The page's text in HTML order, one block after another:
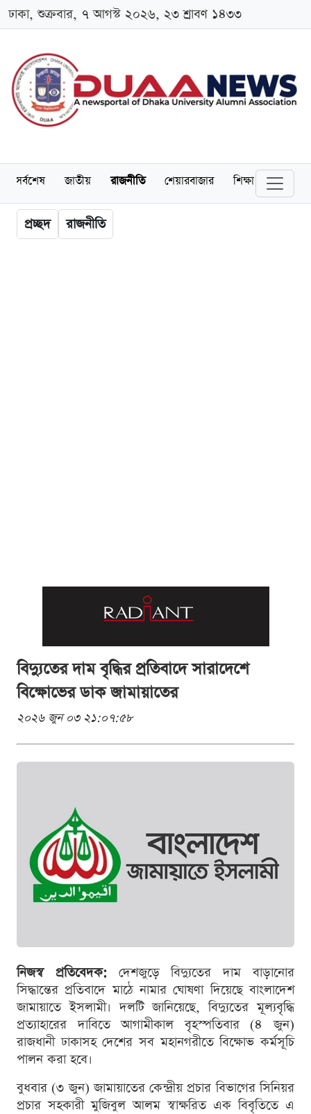
ঢাকা, শুক্রবার, ৭ আগস্ট ২০২৬, ২৩ শ্রাবণ ১৪৩৩
সর্বশেষ জাতীয় রাজনীতি শেয়ারবাজার শিক্ষা
প্রচ্ছদ রাজনীতি
বিদ্যুতের দাম বৃদ্ধির প্রতিবাদে সারাদেশে
বিক্ষোভের ডাক জামায়াতের
২০২৬ জুন ০৩ ২১:০৭:৫৮
নিজস্ব প্রতিবেদক:দেশজুড়ে বিদ্যুতের দাম বাড়ানোর
সিদ্ধান্তের প্রতিবাদে মাঠে নামার ঘোষণা দিয়েছে বাংলাদেশ
জামায়াতে ইসলামী। দলটি জানিয়েছে, বিদ্যুতের মূল্যবৃদ্ধি
প্রত্যাহারের দাবিতে আগামীকাল বৃহস্পতিবার (৪ জুন)
রাজধানী ঢাকাসহ দেশের সব মহানগরীতে বিক্ষোভ কর্মসূচি
পালন করা হবে।
বুধবার (৩ জুন) জামায়াতের কেন্দ্রীয় প্রচার বিভাগের সিনিয়র
প্রচার সহকারী মুজিবুল আলম স্বাক্ষরিত এক বিবৃতিতে এ